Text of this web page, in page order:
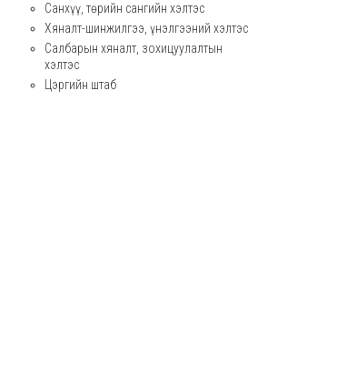
Санхүү, төрийн сангийн хэлтэс
Хяналт-шинжилгээ, үнэлгээний хэлтэс
Салбарын хяналт, зохицуулалтын
хэлтэс
Цэргийн штаб